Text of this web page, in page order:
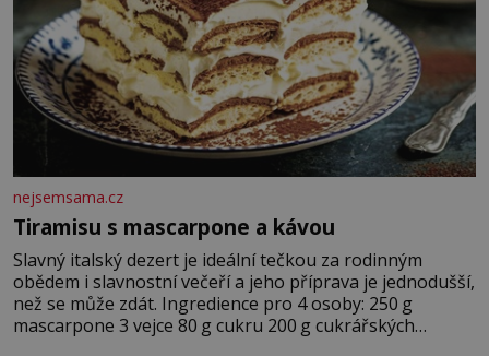
nejsemsama.cz
Tiramisu s mascarpone a kávou
Slavný italský dezert je ideální tečkou za rodinným
obědem i slavnostní večeří a jeho příprava je jednodušší,
než se může zdát. Ingredience pro 4 osoby: 250 g
mascarpone 3 vejce 80 g cukru 200 g cukrářských